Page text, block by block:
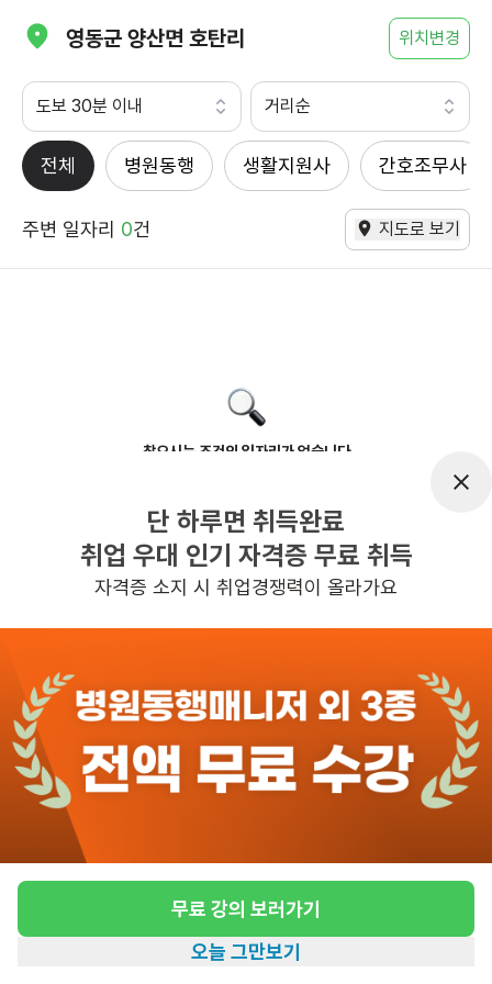
영동군 양산면 호탄리 위치변경
도보 30분 이내 거리순
전체 병원동행 생활지원사 간호조무사
주변 일자리 0건 지도로 보기
찾으시는 조건의 일자리가 없습니다
반경 3KM 이내의 일자리 확인하기
단 하루면 취득완료
취업 우대 인기 자격증 무료 취득
자격증 소지 시 취업경쟁력이 올라가요
무료 강의 보러가기
오늘 그만보기